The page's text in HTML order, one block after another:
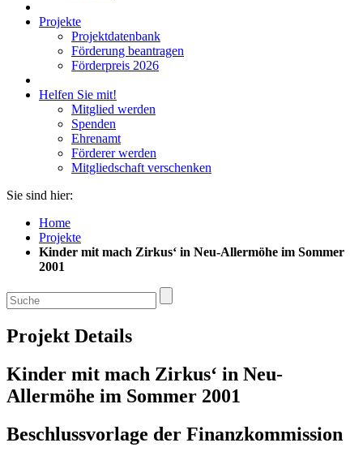
Projekte
Projektdatenbank
Förderung beantragen
Förderpreis 2026
Helfen Sie mit!
Mitglied werden
Spenden
Ehrenamt
Förderer werden
Mitgliedschaft verschenken
Sie sind hier:
Home
Projekte
Kinder mit mach Zirkus‘ in Neu-Allermöhe im Sommer
2001
Projekt Details
Kinder mit mach Zirkus‘ in Neu-
Allermöhe im Sommer 2001
Beschlussvorlage der Finanzkommission